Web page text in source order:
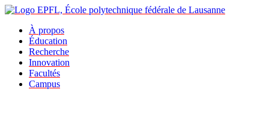
À propos
Éducation
Recherche
Innovation
Facultés
Campus